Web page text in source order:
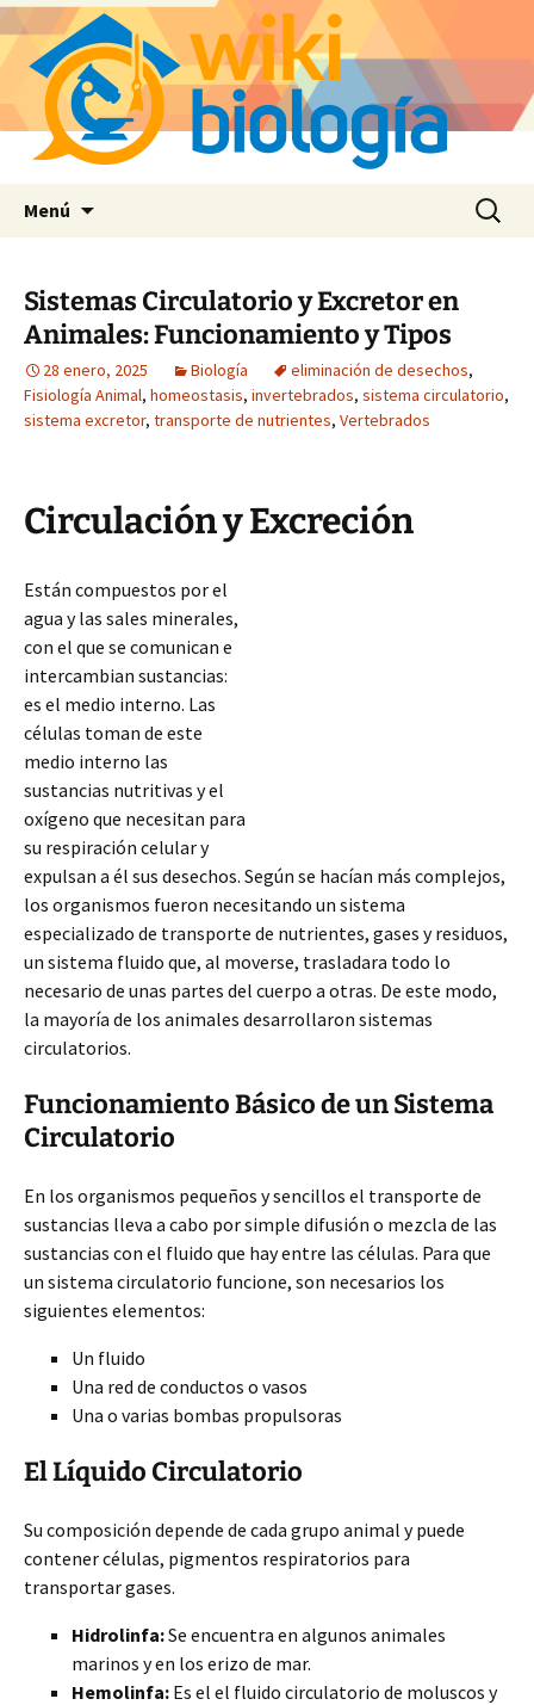
Menú Buscar:
Sistemas Circulatorio y Excretor en
Animales: Funcionamiento y Tipos
28 enero, 2025 Biología eliminación de desechos,
Fisiología Animal, homeostasis, invertebrados, sistema circulatorio,
sistema excretor, transporte de nutrientes, Vertebrados
Circulación y Excreción
Están compuestos por el
agua y las sales minerales,
con el que se comunican e
intercambian sustancias:
es el medio interno. Las
células toman de este
medio interno las
sustancias nutritivas y el
oxígeno que necesitan para
su respiración celular y
expulsan a él sus desechos. Según se hacían más complejos,
los organismos fueron necesitando un sistema
especializado de transporte de nutrientes, gases y residuos,
un sistema fluido que, al moverse, trasladara todo lo
necesario de unas partes del cuerpo a otras. De este modo,
la mayoría de los animales desarrollaron sistemas
circulatorios.
Funcionamiento Básico de un Sistema
Circulatorio
En los organismos pequeños y sencillos el transporte de
sustancias lleva a cabo por simple difusión o mezcla de las
sustancias con el fluido que hay entre las células. Para que
un sistema circulatorio funcione, son necesarios los
siguientes elementos:
Un fluido
Una red de conductos o vasos
Una o varias bombas propulsoras
El Líquido Circulatorio
Su composición depende de cada grupo animal y puede
contener células, pigmentos respiratorios para
transportar gases.
Hidrolinfa:Se encuentra en algunos animales
marinos y en los erizo de mar.
Hemolinfa: Es el el fluido circulatorio de moluscos y